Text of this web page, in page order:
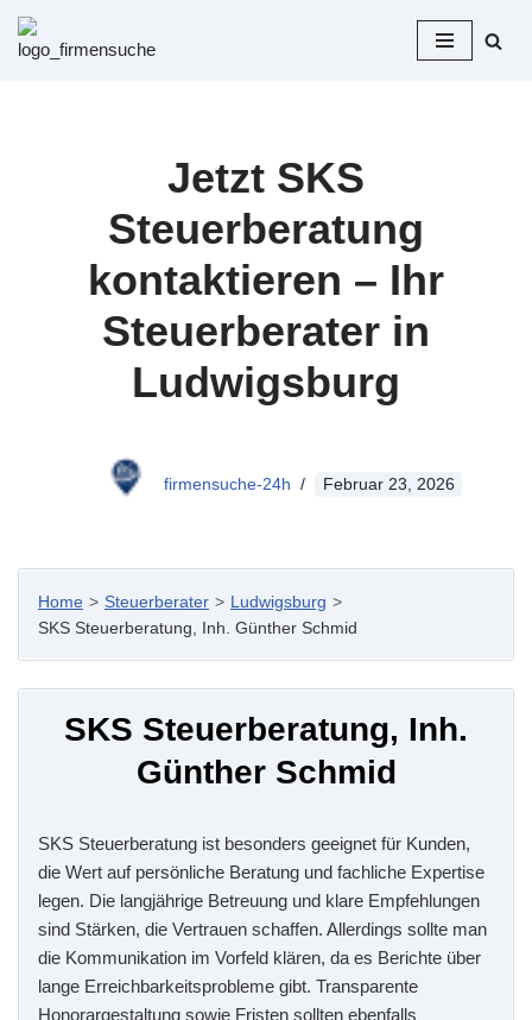
Zum
Jetzt SKS
Steuerberatung
kontaktieren – Ihr
Steuerberater in
Ludwigsburg
firmensuche-24h Februar 23, 2026
Home > Steuerberater > Ludwigsburg >
SKS Steuerberatung, Inh. Günther Schmid
SKS Steuerberatung, Inh.
Günther Schmid
SKS Steuerberatung ist besonders geeignet für Kunden,
die Wert auf persönliche Beratung und fachliche Expertise
legen. Die langjährige Betreuung und klare Empfehlungen
sind Stärken, die Vertrauen schaffen. Allerdings sollte man
die Kommunikation im Vorfeld klären, da es Berichte über
lange Erreichbarkeitsprobleme gibt. Transparente
Honorargestaltung sowie Fristen sollten ebenfalls